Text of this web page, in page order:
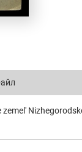
zemel'